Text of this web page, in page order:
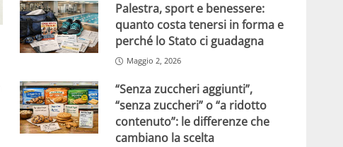
Palestra, sport e benessere:
quanto costa tenersi in forma e
perché lo Stato ci guadagna
Maggio 2, 2026
“Senza zuccheri aggiunti”,
“senza zuccheri” o “a ridotto
contenuto”: le differenze che
cambiano la scelta